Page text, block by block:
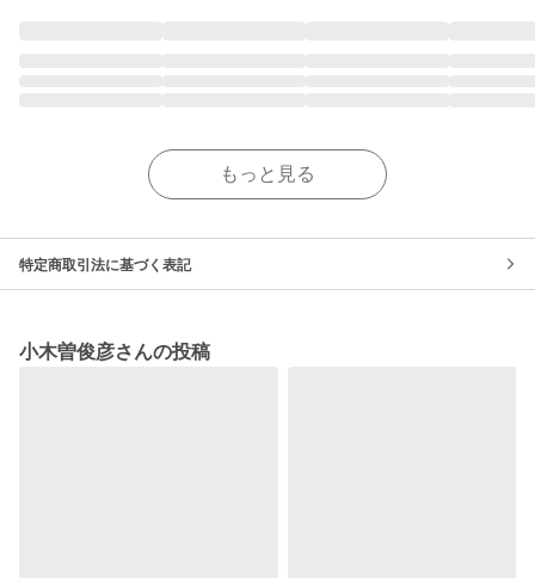
もっと見る
特定商取引法に基づく表記
小木曽俊彦さんの投稿